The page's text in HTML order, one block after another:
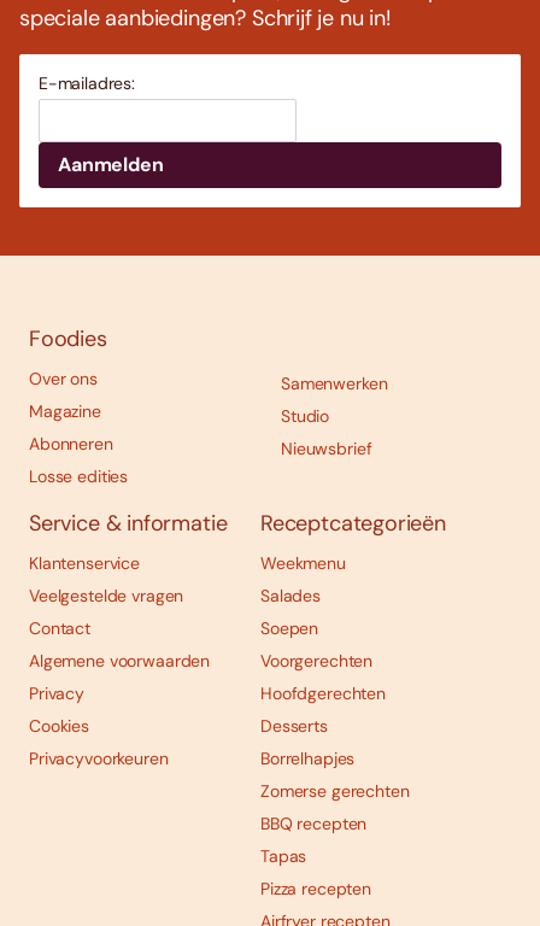
speciale aanbiedingen? Schrijf je nu in!
E-mailadres:
Foodies
Over ons
Magazine
Abonneren
Losse edities
Samenwerken
Studio
Nieuwsbrief
Service & informatie
Klantenservice
Veelgestelde vragen
Contact
Algemene voorwaarden
Privacy
Cookies
Privacyvoorkeuren
Receptcategorieën
Weekmenu
Salades
Soepen
Voorgerechten
Hoofdgerechten
Desserts
Borrelhapjes
Zomerse gerechten
BBQ recepten
Tapas
Pizza recepten
Airfryer recepten